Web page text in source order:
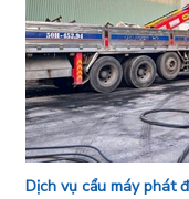
Dịch vụ cẩu máy phát